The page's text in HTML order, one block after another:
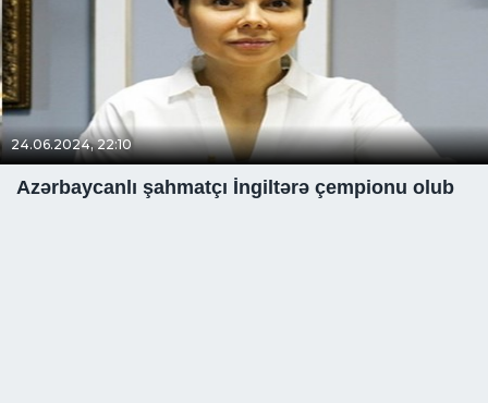
24.06.2024, 22:10
Azərbaycanlı şahmatçı İngiltərə çempionu olub